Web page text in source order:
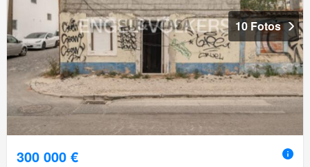
10 Fotos
300 000 €